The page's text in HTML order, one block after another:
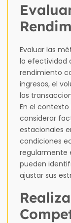
Evaluar las
la efectividad
rendimiento
ingresos, el
las
En el
considerar
estacionales
condiciones
regularmente
pueden
ajustar sus